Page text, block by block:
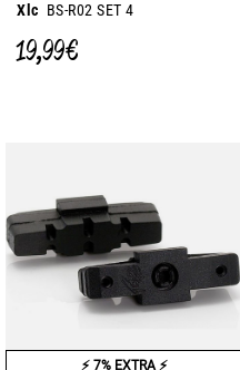
Xlc BS-R02 SET 4
19,99 €
⚡ 7% EXTRA ⚡